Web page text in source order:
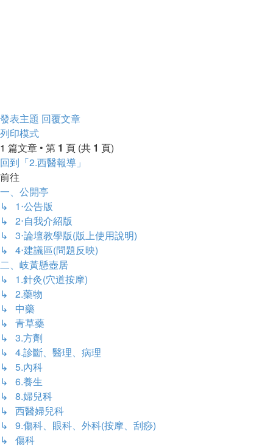
發表主題 回覆文章
列印模式
1 篇文章 • 第 1 頁 (共 1 頁)
回到「2.西醫報導」
前往
一、公開亭
↳ 1‧公告版
↳ 2‧自我介紹版
↳ 3‧論壇教學版(版上使用說明)
↳ 4‧建議區(問題反映)
二、岐黃懸壺居
↳ 1.針灸(穴道按摩)
↳ 2.藥物
↳ 中藥
↳ 青草藥
↳ 3.方劑
↳ 4.診斷、醫理、病理
↳ 5.內科
↳ 6.養生
↳ 8.婦兒科
↳ 西醫婦兒科
↳ 9.傷科、眼科、外科(按摩、刮痧)
↳ 傷科